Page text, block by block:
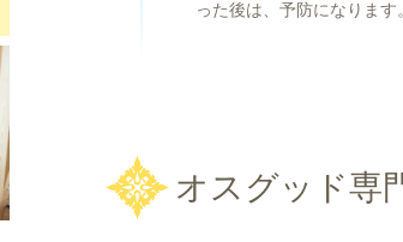
った後は、予防になります。
オスグッド専